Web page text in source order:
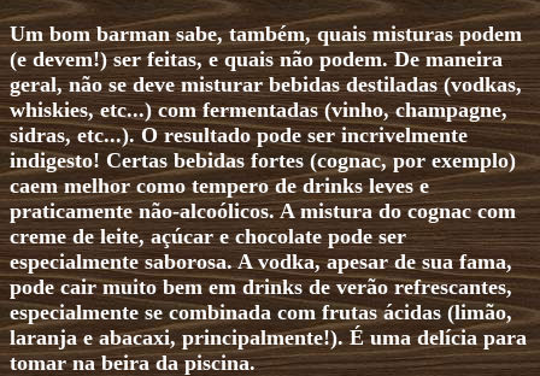
Um bom barman sabe, também, quais misturas podem
(e devem!) ser feitas, e quais não podem. De maneira
geral, não se deve misturar bebidas destiladas (vodkas,
whiskies, etc...) com fermentadas (vinho, champagne,
sidras, etc...). O resultado pode ser incrivelmente
indigesto! Certas bebidas fortes (cognac, por exemplo)
caem melhor como tempero de drinks leves e
praticamente não-alcoólicos. A mistura do cognac com
creme de leite, açúcar e chocolate pode ser
especialmente saborosa. A vodka, apesar de sua fama,
pode cair muito bem em drinks de verão refrescantes,
especialmente se combinada com frutas ácidas (limão,
laranja e abacaxi, principalmente!). É uma delícia para
tomar na beira da piscina.